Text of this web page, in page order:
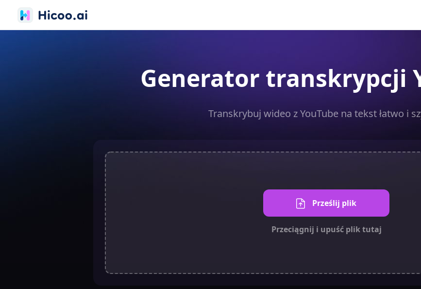
Generator transkrypcji
Transkrybuj wideo z YouTube na tekst łatwo i
Prześlij plik
Przeciągnij i upuść plik tutaj